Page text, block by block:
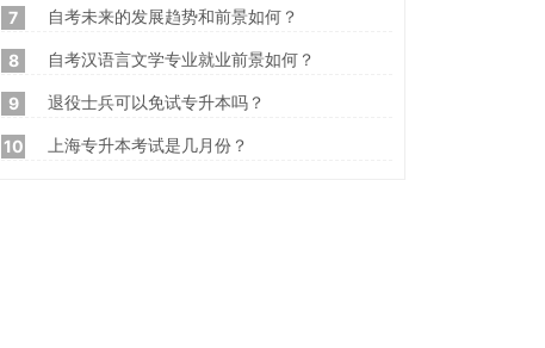
7 自考未来的发展趋势和前景如何？
8 自考汉语言文学专业就业前景如何？
9 退役士兵可以免试专升本吗？
10 上海专升本考试是几月份？